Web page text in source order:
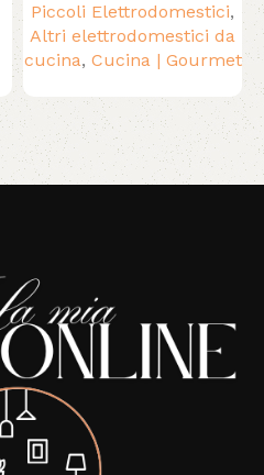
Piccoli Elettrodomestici,
Altri elettrodomestici da
cucina, Cucina | Gourmet